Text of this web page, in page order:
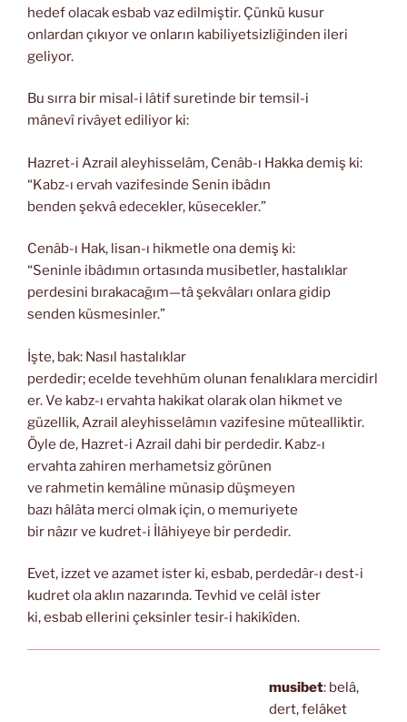
hedef olacak esbab vaz edilmiştir. Çünkü kusur
onlardan çıkıyor ve onların kabiliyetsizliğinden ileri
geliyor.
Bu sırra bir misal-i lâtif suretinde bir temsil-i
mânevî rivâyet ediliyor ki:
Hazret-i Azrail aleyhisselâm, Cenâb-ı Hakka demiş ki:
“Kabz-ı ervah vazifesinde Senin ibâdın
benden şekvâ edecekler, küsecekler.”
Cenâb-ı Hak, lisan-ı hikmetle ona demiş ki:
“Seninle ibâdımın ortasında musibetler, hastalıklar
perdesini bırakacağım—tâ şekvâları onlara gidip
senden küsmesinler.”
İşte, bak: Nasıl hastalıklar
perdedir; ecelde tevehhüm olunan fenalıklara mercidirl
er. Ve kabz-ı ervahta hakikat olarak olan hikmet ve
güzellik, Azrail aleyhisselâmın vazifesine mütealliktir.
Öyle de, Hazret-i Azrail dahi bir perdedir. Kabz-ı
ervahta zahiren merhametsiz görünen
ve rahmetin kemâline münasip düşmeyen
bazı hâlâta merci olmak için, o memuriyete
bir nâzır ve kudret-i İlâhiyeye bir perdedir.
Evet, izzet ve azamet ister ki, esbab, perdedâr-ı dest-i
kudret ola aklın nazarında. Tevhid ve celâl ister
ki, esbab ellerini çeksinler tesir-i hakikîden.
musibet: belâ,
dert, felâket